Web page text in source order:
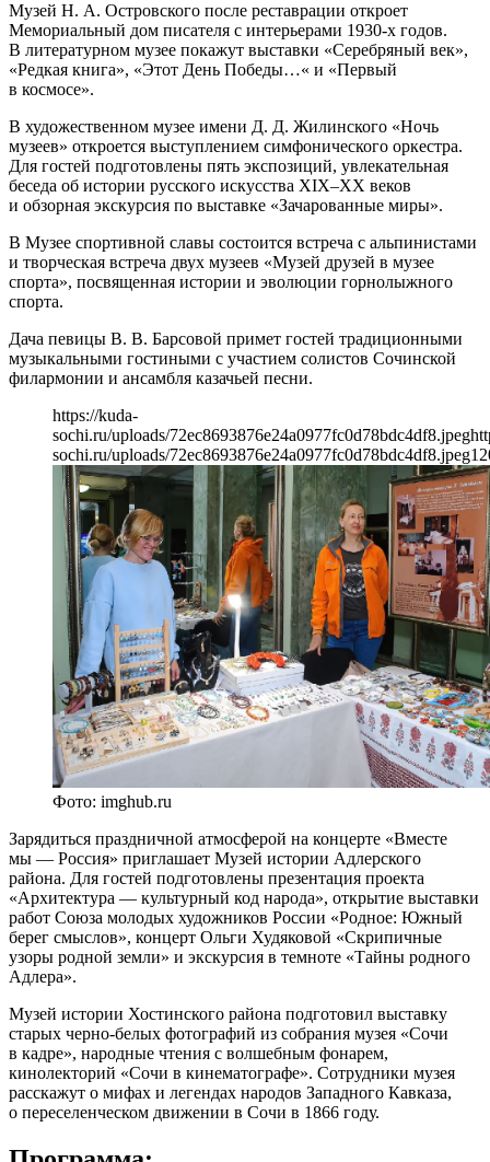
Музей Н. А. Островского после реставрации откроет
Мемориальный дом писателя с интерьерами 1930-х годов.
В литературном музее покажут выставки «Серебряный век»,
«Редкая книга», «Этот День Победы…« и «Первый
в космосе».
В художественном музее имени Д. Д. Жилинского «Ночь
музеев» откроется выступлением симфонического оркестра.
Для гостей подготовлены пять экспозиций, увлекательная
беседа об истории русского искусства XIX–XX веков
и обзорная экскурсия по выставке «Зачарованные миры».
В Музее спортивной славы состоится встреча с альпинистами
и творческая встреча двух музеев «Музей друзей в музее
спорта», посвященная истории и эволюции горнолыжного
спорта.
Дача певицы В. В. Барсовой примет гостей традиционными
музыкальными гостиными с участием солистов Сочинской
филармонии и ансамбля казачьей песни.
https://kuda-
sochi.ru/uploads/72ec8693876e24a0977fc0d78bdc4df8.jpeg
sochi.ru/uploads/72ec8693876e24a0977fc0d78bdc4df8.jpeg
Фото: imghub.ru
Зарядиться праздничной атмосферой на концерте «Вместе
мы — Россия» приглашает Музей истории Адлерского
района. Для гостей подготовлены презентация проекта
«Архитектура — культурный код народа», открытие выставки
работ Союза молодых художников России «Родное: Южный
берег смыслов», концерт Ольги Худяковой «Скрипичные
узоры родной земли» и экскурсия в темноте «Тайны родного
Адлера».
Музей истории Хостинского района подготовил выставку
старых черно-белых фотографий из собрания музея «Сочи
в кадре», народные чтения с волшебным фонарем,
кинолекторий «Сочи в кинематографе». Сотрудники музея
расскажут о мифах и легендах народов Западного Кавказа,
о переселенческом движении в Сочи в 1866 году.